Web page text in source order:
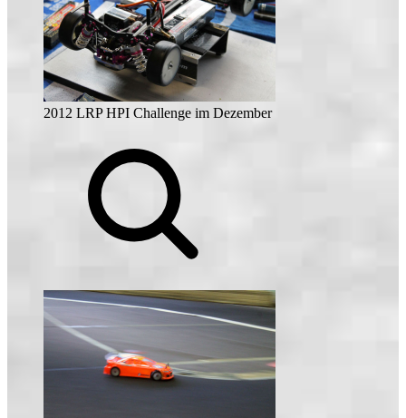
2012 LRP HPI Challenge im Dezember